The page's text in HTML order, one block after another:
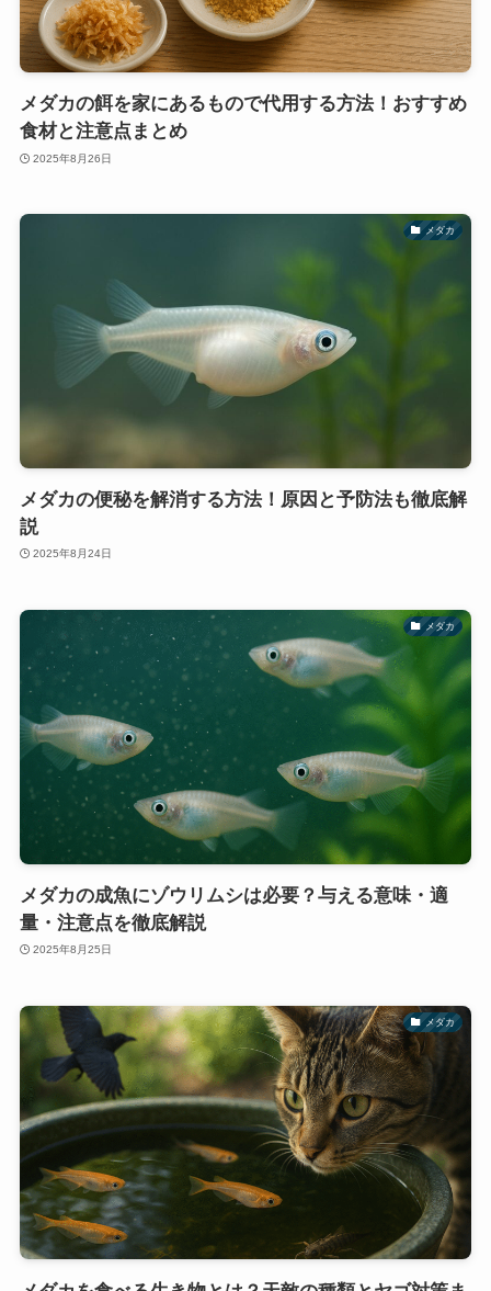
メダカの餌を家にあるもので代用する方法！おすすめ
食材と注意点まとめ
2025年8月26日
メダカ
メダカの便秘を解消する方法！原因と予防法も徹底解
説
2025年8月24日
メダカ
メダカの成魚にゾウリムシは必要？与える意味・適
量・注意点を徹底解説
2025年8月25日
メダカ